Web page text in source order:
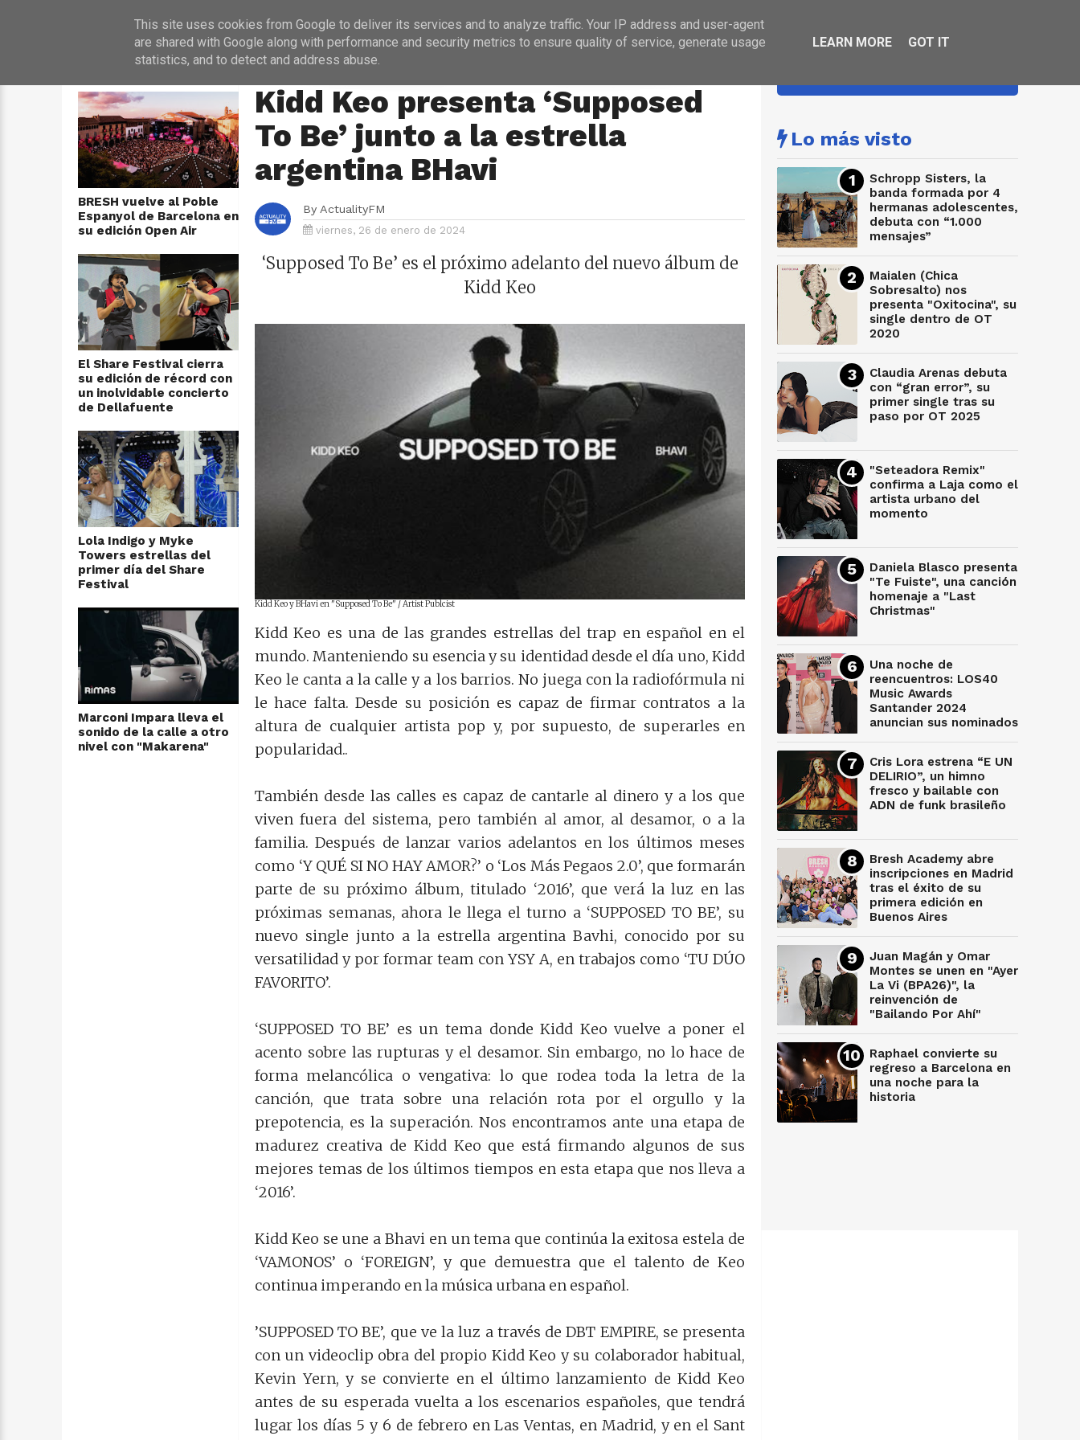
INICIO NOTICIAS PROGRAMACIÓN ENTREVISTAS
BRESH vuelve al Poble
Espanyol de Barcelona en
su edición Open Air
El Share Festival cierra
su edición de récord con
un inolvidable concierto
de Dellafuente
Lola Indigo y Myke
Towers estrellas del
primer día del Share
Festival
Marconi Impara lleva el
sonido de la calle a otro
nivel con "Makarena"
Kidd Keo presenta ‘Supposed
To Be’ junto a la estrella
argentina BHavi
By ActualityFM
viernes, 26 de enero de 2024
‘Supposed To Be’ es el próximo adelanto del nuevo álbum de
Kidd Keo
Kidd Keo y BHavi en "Supposed To Be" / Artist Publcist
Kidd Keo es una de las grandes estrellas del trap en español en el
mundo. Manteniendo su esencia y su identidad desde el día uno, Kidd
Keo le canta a la calle y a los barrios. No juega con la radiofórmula ni
le hace falta. Desde su posición es capaz de firmar contratos a la
altura de cualquier artista pop y, por supuesto, de superarles en
popularidad..
También desde las calles es capaz de cantarle al dinero y a los que
viven fuera del sistema, pero también al amor, al desamor, o a la
familia. Después de lanzar varios adelantos en los últimos meses
como ‘Y QUÉ SI NO HAY AMOR?’ o ‘Los Más Pegaos 2.0’, que formarán
parte de su próximo álbum, titulado ‘2016’, que verá la luz en las
próximas semanas, ahora le llega el turno a ‘SUPPOSED TO BE’, su
nuevo single junto a la estrella argentina Bavhi, conocido por su
versatilidad y por formar team con YSY A, en trabajos como ‘TU DÚO
FAVORITO’.
‘SUPPOSED TO BE’ es un tema donde Kidd Keo vuelve a poner el
acento sobre las rupturas y el desamor. Sin embargo, no lo hace de
forma melancólica o vengativa: lo que rodea toda la letra de la
canción, que trata sobre una relación rota por el orgullo y la
prepotencia, es la superación. Nos encontramos ante una etapa de
madurez creativa de Kidd Keo que está firmando algunos de sus
mejores temas de los últimos tiempos en esta etapa que nos lleva a
‘2016’.
Kidd Keo se une a Bhavi en un tema que continúa la exitosa estela de
‘VAMONOS’ o ‘FOREIGN’, y que demuestra que el talento de Keo
continua imperando en la música urbana en español.
’SUPPOSED TO BE’, que ve la luz a través de DBT EMPIRE, se presenta
con un videoclip obra del propio Kidd Keo y su colaborador habitual,
Kevin Yern, y se convierte en el último lanzamiento de Kidd Keo
antes de su esperada vuelta a los escenarios españoles, que tendrá
lugar los días 5 y 6 de febrero en Las Ventas, en Madrid, y en el Sant
Lo más visto
Schropp Sisters, la
banda formada por 4
hermanas adolescentes,
debuta con “1.000
mensajes”
Maialen (Chica
Sobresalto) nos
presenta "Oxitocina", su
single dentro de OT
2020
Claudia Arenas debuta
con “gran error”, su
primer single tras su
paso por OT 2025
"Seteadora Remix"
confirma a Laja como el
artista urbano del
momento
Daniela Blasco presenta
"Te Fuiste", una canción
homenaje a "Last
Christmas"
Una noche de
reencuentros: LOS40
Music Awards
Santander 2024
anuncian sus nominados
Cris Lora estrena “E UN
DELIRIO”, un himno
fresco y bailable con
ADN de funk brasileño
Bresh Academy abre
inscripciones en Madrid
tras el éxito de su
primera edición en
Buenos Aires
Juan Magán y Omar
Montes se unen en "Ayer
La Vi (BPA26)", la
reinvención de
"Bailando Por Ahí"
Raphael convierte su
regreso a Barcelona en
una noche para la
historia
This site uses cookies from Google to deliver its services and to analyze traffic. Your IP address and user-agent
are shared with Google along with performance and security metrics to ensure quality of service, generate usage
statistics, and to detect and address abuse.
LEARN MORE GOT IT